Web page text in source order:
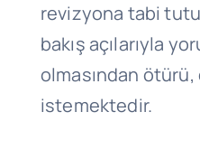
revizyona tabi
bakış açılarıyla
olmasından ötürü,
istemektedir.